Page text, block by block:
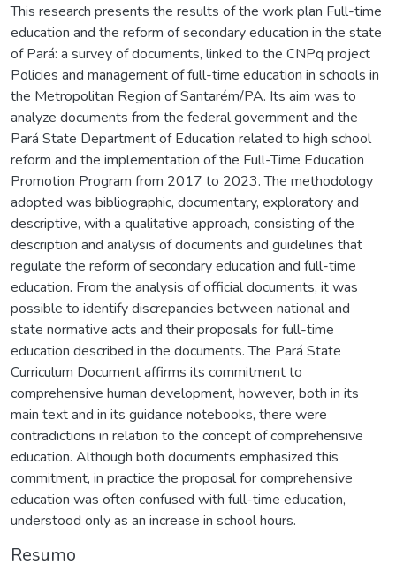
This research presents the results of the work plan Full-time
education and the reform of secondary education in the state
of Pará: a survey of documents, linked to the CNPq project
Policies and management of full-time education in schools in
the Metropolitan Region of Santarém/PA. Its aim was to
analyze documents from the federal government and the
Pará State Department of Education related to high school
reform and the implementation of the Full-Time Education
Promotion Program from 2017 to 2023. The methodology
adopted was bibliographic, documentary, exploratory and
descriptive, with a qualitative approach, consisting of the
description and analysis of documents and guidelines that
regulate the reform of secondary education and full-time
education. From the analysis of official documents, it was
possible to identify discrepancies between national and
state normative acts and their proposals for full-time
education described in the documents. The Pará State
Curriculum Document affirms its commitment to
comprehensive human development, however, both in its
main text and in its guidance notebooks, there were
contradictions in relation to the concept of comprehensive
education. Although both documents emphasized this
commitment, in practice the proposal for comprehensive
education was often confused with full-time education,
understood only as an increase in school hours.
Resumo